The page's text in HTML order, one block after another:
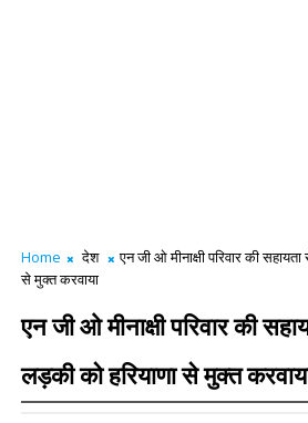
Home देश
एन जी ओ मीनाक्षी परिवार की
से मुक्त करवाया
एन जी ओ मीनाक्षी परिवार की
लड़की को हरियाणा से मुक्त